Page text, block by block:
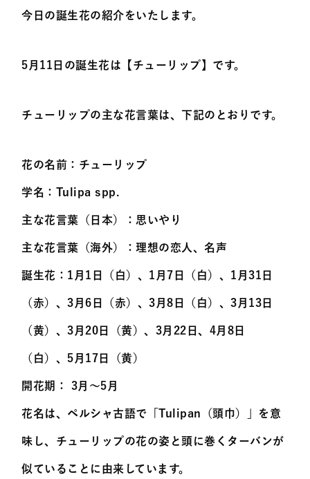
今日の誕生花の紹介をいたします。
5月11日の誕生花は【チューリップ】です。
チューリップの主な花言葉は、下記のとおりです。
花の名前：チューリップ
学名：Tulipa spp.
主な花言葉（日本）：思いやり
主な花言葉（海外）：理想の恋人、名声
誕生花：1月1日（白）、1月7日（白）、1月31日
（赤）、3月6日（赤）、3月8日（白）、3月13日
（黄）、3月20日（黄）、3月22日、4月8日
（白）、5月17日（黄）
開花期： 3月～5月
花名は、ペルシャ古語で「Tulipan（頭巾）」を意
味し、チューリップの花の姿と頭に巻くターバンが
似ていることに由来しています。